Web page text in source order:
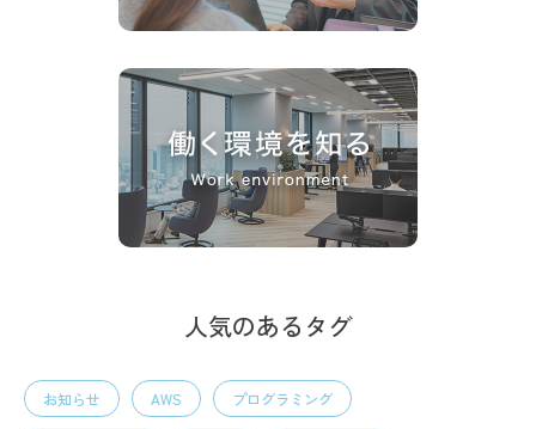
人気のあるタグ
お知らせ AWS プログラミング